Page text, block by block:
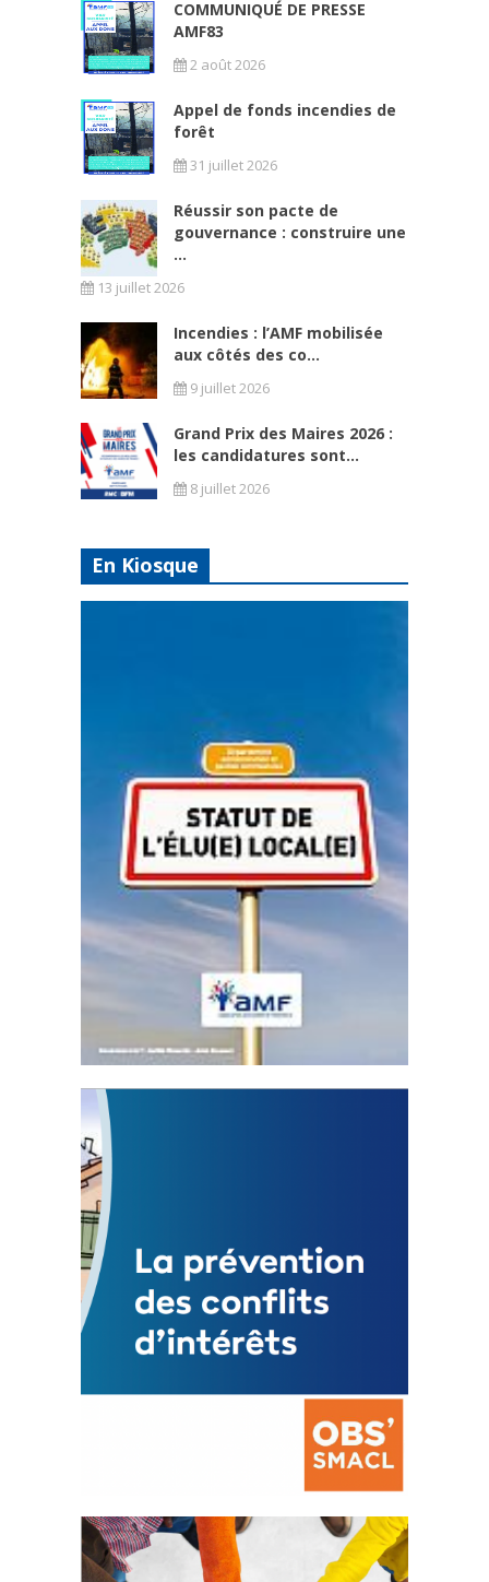
COMMUNIQUÉ DE PRESSE
AMF83
2 août 2026
Appel de fonds incendies de
forêt
31 juillet 2026
Réussir son pacte de
gouvernance : construire une
...
13 juillet 2026
Incendies : l’AMF mobilisée
aux côtés des co...
9 juillet 2026
Grand Prix des Maires 2026 :
les candidatures sont...
8 juillet 2026
En Kiosque
Statut de l’élu local
3 avril 2024
Mise à jour avril 2024
FEUILLETER
La prévention des conflits
d’intérêts
18 septembre 2023